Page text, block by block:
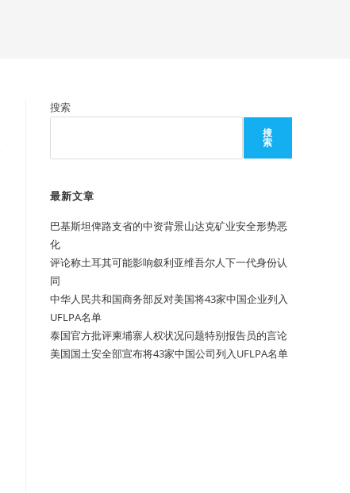
搜索
搜
索
最新文章
巴基斯坦俾路支省的中资背景山达克矿业安全形势恶
化
评论称土耳其可能影响叙利亚维吾尔人下一代身份认
同
中华人民共和国商务部反对美国将43家中国企业列入
UFLPA名单
泰国官方批评柬埔寨人权状况问题特别报告员的言论
美国国土安全部宣布将43家中国公司列入UFLPA名单